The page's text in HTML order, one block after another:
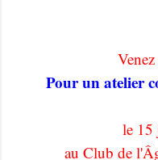
Pour un atelier
le 15
au Club de